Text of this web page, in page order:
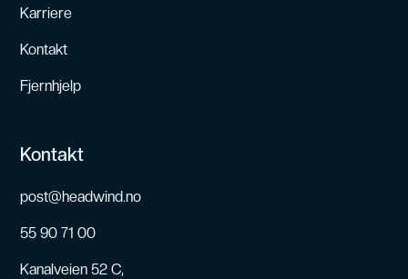
Karriere
Kontakt
Fjernhjelp
Kontakt
post@headwind.no
55 90 71 00
Kanalveien 52 C,